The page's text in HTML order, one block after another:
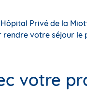
Privé de la
votre séjour le
votre